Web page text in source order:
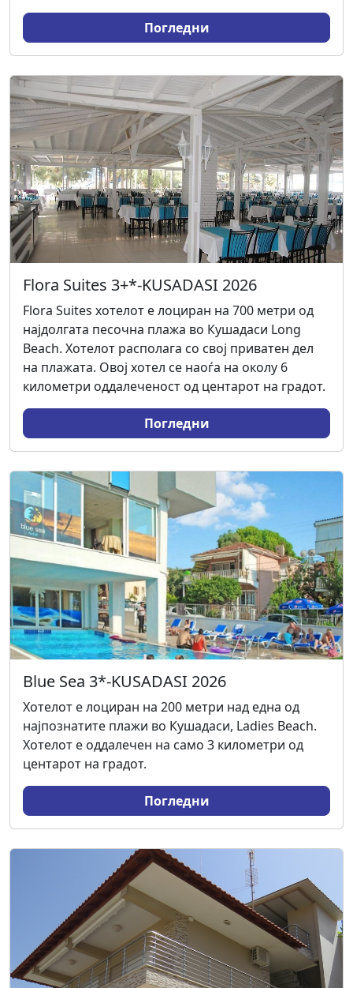
Погледни
Flora Suites 3+*-KUSADASI 2026
Flora Suites хотелот е лоциран на 700 метри од
најдолгата песочна плажа во Кушадаси Long
Beach. Хотелот располага со свој приватен дел
на плажата. Овој хотел се наоѓа на околу 6
километри оддалеченост од центарот на градот.
Погледни
Blue Sea 3*-KUSADASI 2026
Хотелот е лоциран на 200 метри над една од
најпознатите плажи во Кушадаси, Ladies Beach.
Хотелот е оддалечен на само 3 километри од
центарот на градот.
Погледни